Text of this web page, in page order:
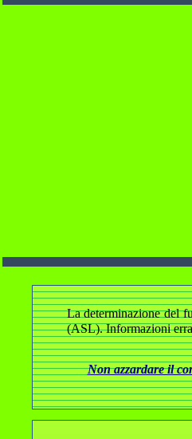
La determinazione del
(ASL). Informazioni
Non azzardare il